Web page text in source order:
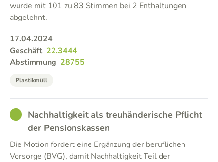
wurde mit 101 zu 83 Stimmen bei 2 Enthaltungen
abgelehnt.
17.04.2024
Geschäft 22.3444
Abstimmung 28755
Plastikmüll
GOODNachhaltigkeit als treuhänderische Pflicht
der Pensionskassen
Die Motion fordert eine Ergänzung der beruflichen
Vorsorge (BVG), damit Nachhaltigkeit Teil der